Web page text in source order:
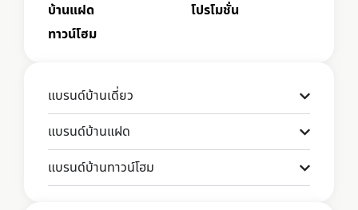
บ้านแฝด
ทาวน์โฮม
โปรโมชั่น
แบรนด์บ้านเดี่ยว
แบรนด์บ้านแฝด
แบรนด์บ้านทาวน์โฮม